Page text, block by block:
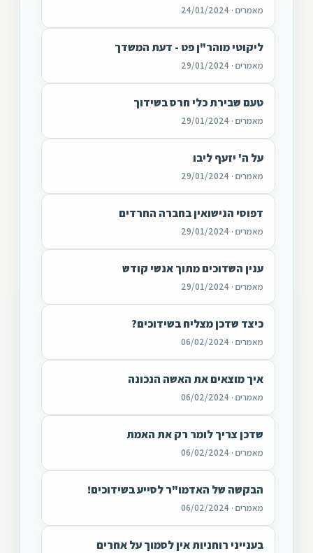
מאמרים · 24/01/2024
ליקוטי מוהר"ן פט - דעת המשדך
מאמרים · 29/01/2024
טעם שבירת כלי חרס בשידוך
מאמרים · 29/01/2024
על ה' יזעף ליבו
מאמרים · 29/01/2024
דפוסי הנישואין בחברה החרדים
מאמרים · 29/01/2024
ענין השדוכים מתוך אנשי קודש
מאמרים · 29/01/2024
כיצד שדכן מצליח בשידוכים?
מאמרים · 06/02/2024
איך מוצאים את האשה הנכונה
מאמרים · 06/02/2024
שדכן צריך לומר רק את האמת
מאמרים · 06/02/2024
הבקשה של האדמו"ר לסייע בשידוכים!
מאמרים · 06/02/2024
בענייני רוחניות אין לסמוך על אחרים